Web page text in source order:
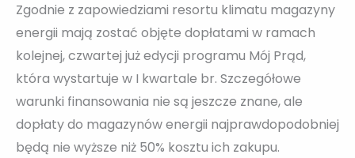
Zgodnie z zapowiedziami resortu klimatu magazyny
energii mają zostać objęte dopłatami w ramach
kolejnej, czwartej już edycji programu Mój Prąd,
która wystartuje w I kwartale br. Szczegółowe
warunki finansowania nie są jeszcze znane, ale
dopłaty do magazynów energii najprawdopodobniej
będą nie wyższe niż 50% kosztu ich zakupu.